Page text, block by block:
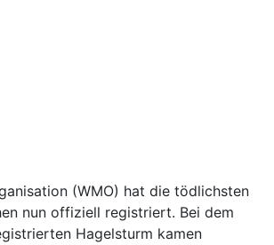
(WMO) hat die tödlichsten
nun offiziell registriert. Bei dem
Hagelsturm kamen